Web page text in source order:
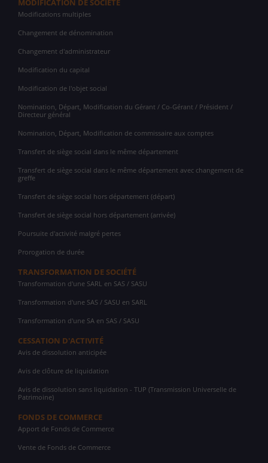
MODIFICATION DE SOCIÉTÉ
Modifications multiples
Changement de dénomination
Changement d'administrateur
Modification du capital
Modification de l'objet social
Nomination, Départ, Modification du Gérant / Co-Gérant / Président /
Directeur général
Nomination, Départ, Modification de commissaire aux comptes
Transfert de siège social dans le même département
Transfert de siège social dans le même département avec changement de
greffe
Transfert de siège social hors département (départ)
Transfert de siège social hors département (arrivée)
Poursuite d'activité malgré pertes
Prorogation de durée
TRANSFORMATION DE SOCIÉTÉ
Transformation d'une SARL en SAS / SASU
Transformation d'une SAS / SASU en SARL
Transformation d'une SA en SAS / SASU
CESSATION D'ACTIVITÉ
Avis de dissolution anticipée
Avis de clôture de liquidation
Avis de dissolution sans liquidation - TUP (Transmission Universelle de
Patrimoine)
FONDS DE COMMERCE
Apport de Fonds de Commerce
Vente de Fonds de Commerce